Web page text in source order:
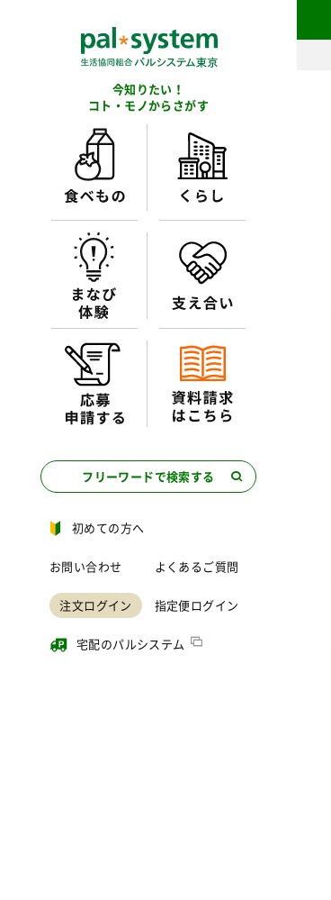
今知りたい！
コト・モノからさがす
フリーワードで検索する
初めての方へ
お問い合わせ よくあるご質問
注文ログイン 指定便ログイン
宅配のパルシステム